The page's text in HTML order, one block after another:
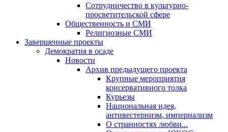
Сотрудничество в культурно-
просветительской сфере
Общественность и СМИ
Религиозные СМИ
Завершенные проекты
Демократия в осаде
Новости
Архив предыдущего проекта
Крупные мероприятия
консервативного толка
Курьезы
Национальная идея,
антивестернизм, империализм
О странностях любви...